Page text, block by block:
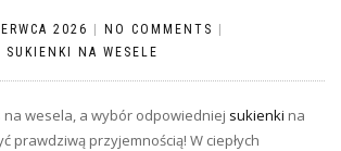
2026 NO COMMENTS
SUKIENKI NA WESELE
na wesela, a wybór odpowiedniej sukienki na
prawdziwą przyjemnością! W ciepłych